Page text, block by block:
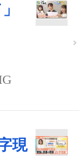
現